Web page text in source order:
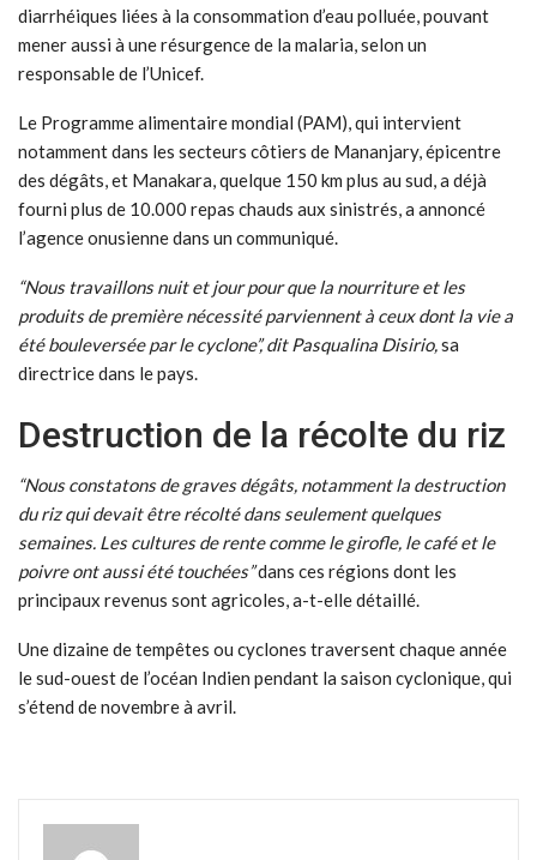
diarrhéiques liées à la consommation d’eau polluée, pouvant
mener aussi à une résurgence de la malaria, selon un
responsable de l’Unicef.
Le Programme alimentaire mondial (PAM), qui intervient
notamment dans les secteurs côtiers de Mananjary, épicentre
des dégâts, et Manakara, quelque 150 km plus au sud, a déjà
fourni plus de 10.000 repas chauds aux sinistrés, a annoncé
l’agence onusienne dans un communiqué.
“Nous travaillons nuit et jour pour que la nourriture et les
produits de première nécessité parviennent à ceux dont la vie a
été bouleversée par le cyclone”, dit Pasqualina Disirio,sa
directrice dans le pays.
Destruction de la récolte du riz
“Nous constatons de graves dégâts, notamment la destruction
du riz qui devait être récolté dans seulement quelques
semaines. Les cultures de rente comme le girofle, le café et le
poivre ont aussi été touchées”dans ces régions dont les
principaux revenus sont agricoles, a-t-elle détaillé.
Une dizaine de tempêtes ou cyclones traversent chaque année
le sud-ouest de l’océan Indien pendant la saison cyclonique, qui
s’étend de novembre à avril.